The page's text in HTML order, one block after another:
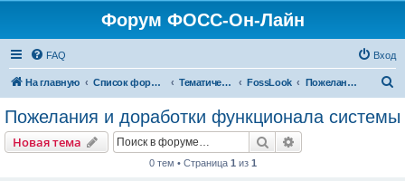
Форум ФОСС-Он-Лайн
FAQ Вход
На главную Список форумов Тематический форум FossLook Пожелания и доработки функционала системы
и
Пожелания и доработки функционала системы
Новая тема Поиск
0 тем • Страница 1 из 1